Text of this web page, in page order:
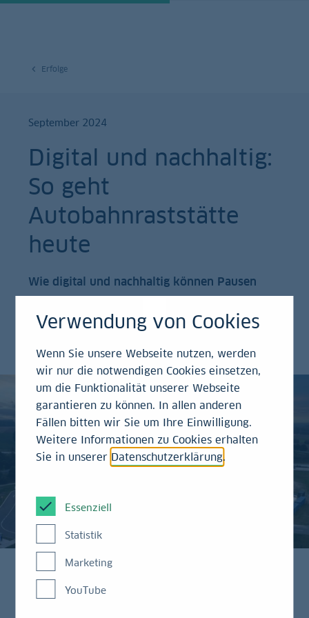
Erfolge
September 2024
Digital und nachhaltig:
So geht
Autobahnraststätte
heute
Wie digital und nachhaltig können Pausen
Jahrhundert. Die Finanzierung übernimmt die
Was soll an einer Tankstelle, die Benzin und Diesel
Verwendung von Cookies
Wenn Sie unsere Webseite nutzen, werden
wir nur die notwendigen Cookies einsetzen,
um die Funktionalität unserer Webseite
garantieren zu können. In allen anderen
Fällen bitten wir Sie um Ihre Einwilligung.
Weitere Informationen zu Cookies erhalten
Sie in unserer Datenschutzerklärung.
Essenziell
Statistik
Marketing
YouTube